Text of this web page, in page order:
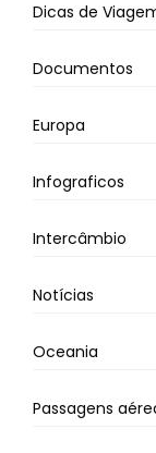
Dicas de
Documentos
Europa
Infograficos
Intercâmbio
Notícias
Oceania
Passagens